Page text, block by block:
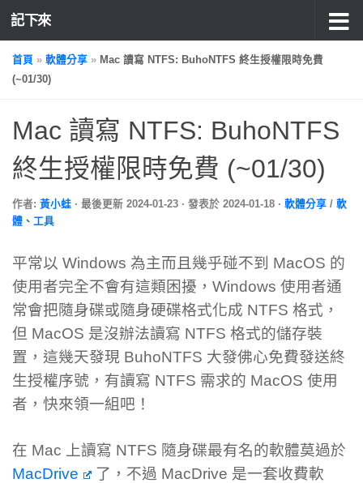
記下來
首頁 » 軟體分享 » Mac 讀寫 NTFS: BuhoNTFS 終生授權限時免費
(~01/30)
Mac 讀寫 NTFS: BuhoNTFS
終生授權限時免費 (~01/30)
作者: 黃小蛙 · 最後更新 2024-01-23 · 發表於 2024-01-18 · 軟體分享 / 軟
體、工具
平常以 Windows 為主而且幾乎碰不到 MacOS 的
使用者完全不會有這類困擾，Windows 使用者通
常會把隨身碟或隨身硬碟格式化成 NTFS 格式，
但 MacOS 是沒辦法讀寫 NTFS 格式的儲存裝
置，這幾天發現 BuhoNTFS 大發佛心免費發送終
生授權序號，有讀寫 NTFS 需求的 MacOS 使用
者，快來領一組吧！
在 Mac 上讀寫 NTFS 隨身碟最有名的軟體莫過於
MacDrive
了，不過 MacDrive 是一套收費軟